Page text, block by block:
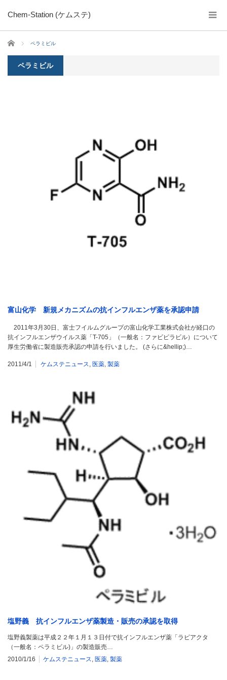
Chem-Station (ケムステ)
ホーム ペラミビル
ペラミビル
富山化学 新規メカニズムの抗インフルエンザ薬を承認申請
2011年3月30日、富士フイルムグループの富山化学工業株式会社が経口の
抗インフルエンザウイルス薬「T-705」（一般名：ファビピラビル）について
厚生労働省に製造販売承認の申請を行いました。 (さらに&hellip;)…
2011/4/1 ケムステニュース, 医薬, 製薬
塩野義 抗インフルエンザ薬製造・販売の承認を取得
塩野義製薬は平成２２年１月１３日付で抗インフルエンザ薬「ラピアクタ
（一般名：ペラミビル)」の製造販売…
2010/1/16
ケムステニュース 医薬 製薬